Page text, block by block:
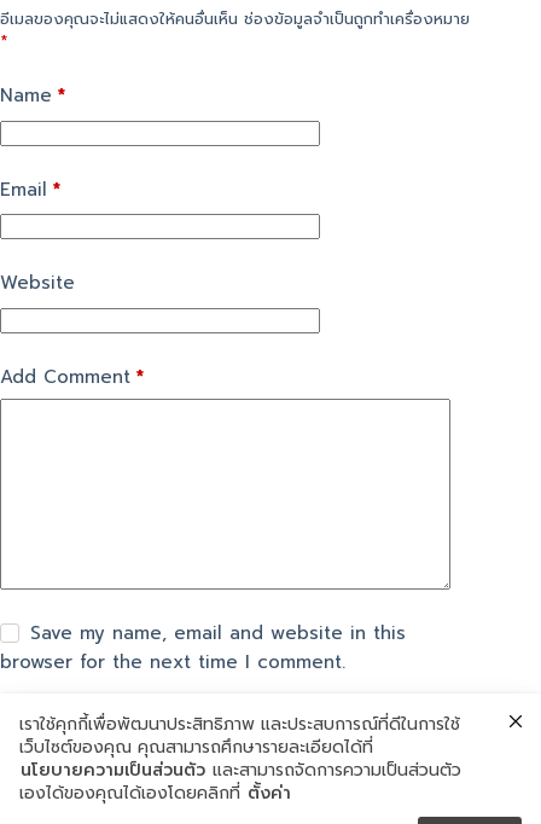
อีเมลของคุณจะไม่แสดงให้คนอื่นเห็น ช่องข้อมูลจำเป็นถูกทำเครื่องหมาย
*
Name *
Email *
Website
Add Comment *
Save my name, email and website in this
browser for the next time I comment.
แสดงความเห็น
เราใช้คุกกี้เพื่อพัฒนาประสิทธิภาพ และประสบการณ์ที่ดีในการใช้
เว็บไซต์ของคุณ คุณสามารถศึกษารายละเอียดได้ที่
นโยบายความเป็นส่วนตัว และสามารถจัดการความเป็นส่วนตัว
เองได้ของคุณได้เองโดยคลิกที่ ตั้งค่า